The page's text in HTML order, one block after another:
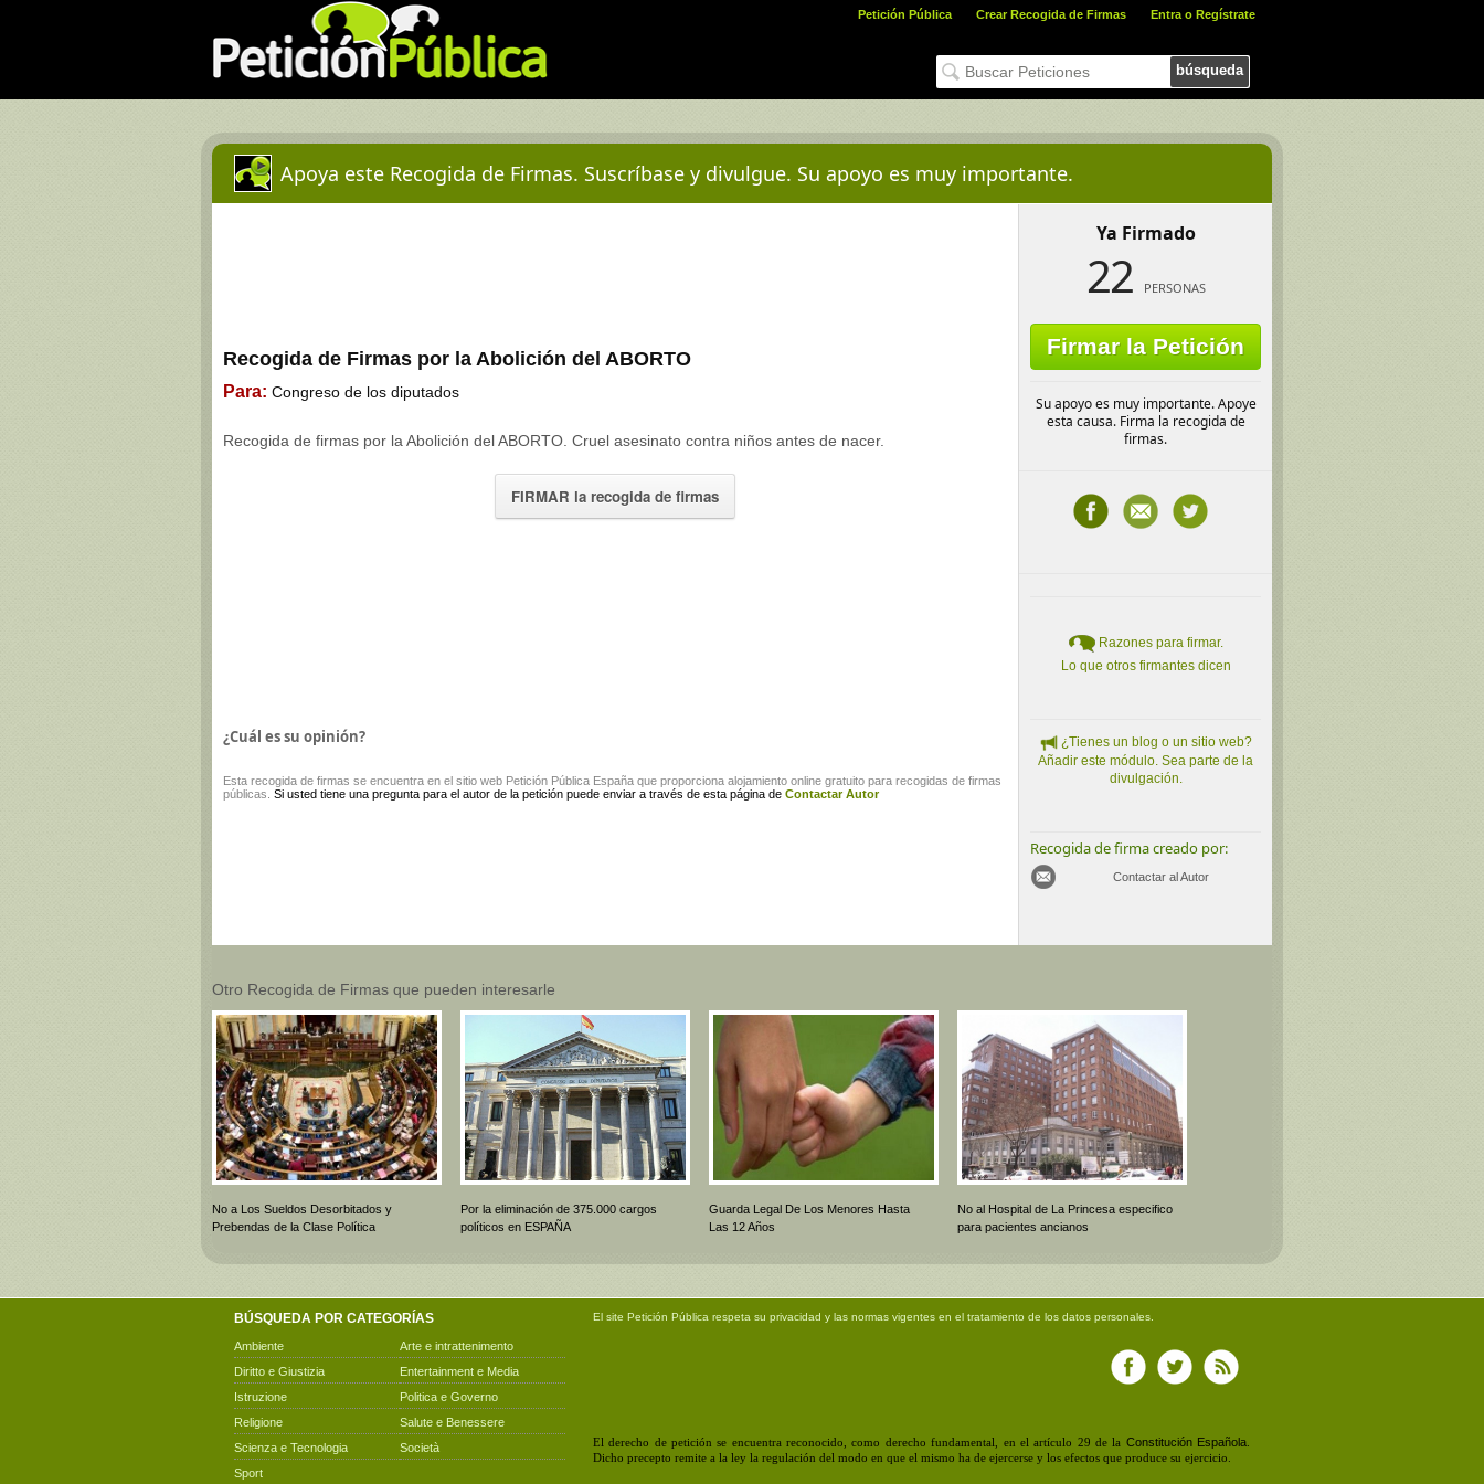
Petición Pública Crear Recogida de Firmas Entra o Regístrate
búsqueda
Apoya este Recogida de Firmas. Suscríbase y divulgue. Su apoyo es muy importante.
Recogida de Firmas por la Abolición del ABORTO
Para: Congreso de los diputados
Recogida de firmas por la Abolición del ABORTO. Cruel asesinato contra niños antes de nacer.
FIRMAR la recogida de firmas
¿Cuál es su opinión?
Esta recogida de firmas se encuentra en el sitio web Petición Pública España que proporciona alojamiento online gratuito para recogidas de firmas
públicas. Si usted tiene una pregunta para el autor de la petición puede enviar a través de esta página de Contactar Autor
Ya Firmado
22 PERSONAS
Firmar la Petición
Su apoyo es muy importante. Apoye
esta causa. Firma la recogida de
firmas.
Razones para firmar.
Lo que otros firmantes dicen
¿Tienes un blog o un sitio web?
Añadir este módulo. Sea parte de la
divulgación.
Recogida de firma creado por:
Contactar al Autor
Otro Recogida de Firmas que pueden interesarle
No a Los Sueldos Desorbitados y
Prebendas de la Clase Política
Por la eliminación de 375.000 cargos
políticos en ESPAÑA
Guarda Legal De Los Menores Hasta
Las 12 Años
No al Hospital de La Princesa especifico
para pacientes ancianos
BÚSQUEDA POR CATEGORÍAS
Ambiente
Arte e intrattenimento
Diritto e Giustizia
Entertainment e Media
Istruzione
Politica e Governo
Religione
Salute e Benessere
Scienza e Tecnologia
Società
Sport
El site Petición Pública respeta su privacidad y las normas vigentes en el tratamiento de los datos personales.
El derecho de petición se encuentra reconocido, como derecho fundamental, en el artículo 29 de la Constitución Española.
Dicho precepto remite a la ley la regulación del modo en que el mismo ha de ejercerse y los efectos que produce su ejercicio.